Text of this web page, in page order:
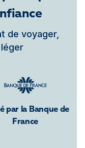
de voyager,
léger
par la Banque de
France